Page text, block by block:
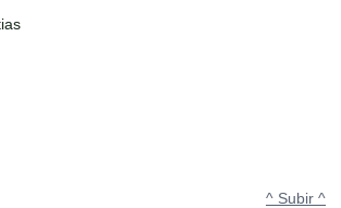
^ Subir ^